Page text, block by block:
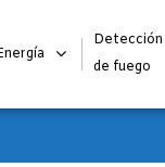
Detección
de fuego